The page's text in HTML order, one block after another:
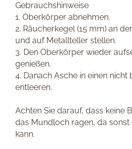
Gebrauchshinweise
1. Oberkörper abnehmen.
2. Räucherkegel (15 mm) an
und auf Metallteller stellen.
3. Den Oberkörper wieder
genießen.
4. Danach Asche in einen
entleeren.
Achten Sie darauf, dass keine
das Mundloch ragen, da sonst
kann.